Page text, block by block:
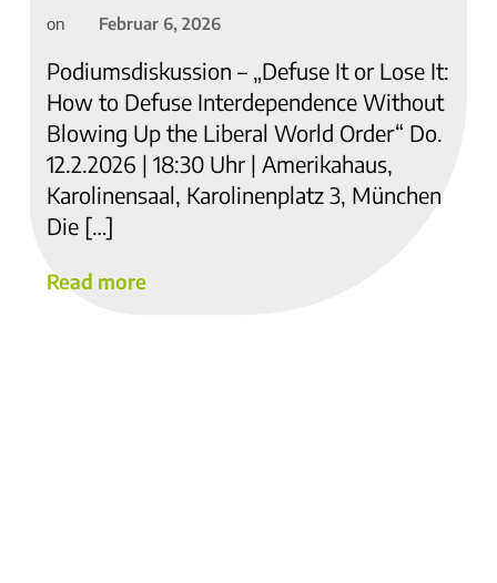
on Februar 6, 2026
Podiumsdiskussion – „Defuse It or Lose It:
How to Defuse Interdependence Without
Blowing Up the Liberal World Order“ Do.
12.2.2026 | 18:30 Uhr | Amerikahaus,
Karolinensaal, Karolinenplatz 3, München
Die […]
Read more